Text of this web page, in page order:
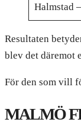
Halmstad
Resultaten
blev det däremot
För den som vill
MALMÖ